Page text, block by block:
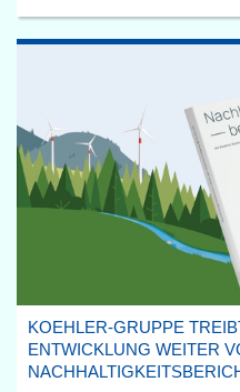
KOEHLER-GRUPPE
ENTWICKLUNG WEITER